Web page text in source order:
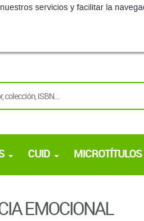
servicios y facilitar la
CUID MICROTÍTULOS
EMOCIONAL